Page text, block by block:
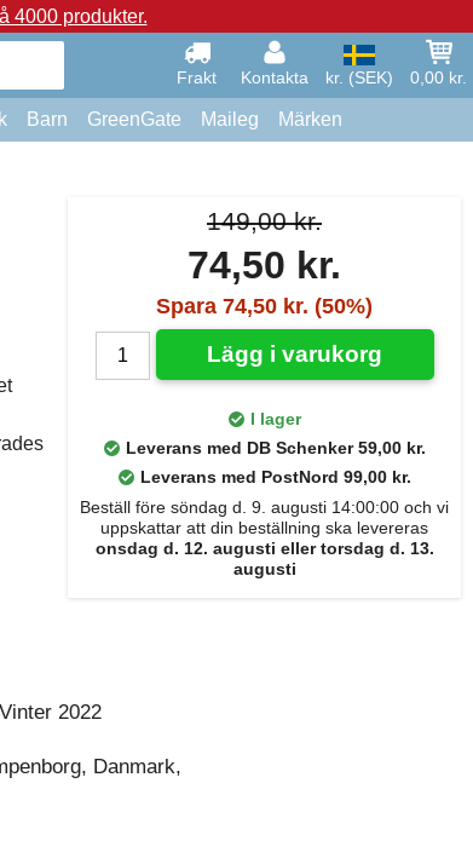
4000 produkter.
Frakt Kontakta kr. (SEK) 0,00 kr.
Barn GreenGate Maileg Märken
149,00 kr.
74,50 kr.
Spara 74,50 kr. (50%)
Lägg i varukorg
I lager
Leverans med DB Schenker 59,00 kr.
Leverans med PostNord 99,00 kr.
Beställ före söndag d. 9. augusti 14:00:00 och vi
uppskattar att din beställning ska levereras
onsdag d. 12. augusti eller torsdag d. 13.
augusti
2022
Danmark,